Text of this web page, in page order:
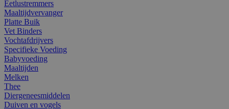
Eetlustremmers
Maaltijdvervanger
Platte Buik
Vet Binders
Vochtafdrijvers
Specifieke Voeding
Babyvoeding
Maaltijden
Melken
Thee
Diergeneesmiddelen
Duiven en vogels